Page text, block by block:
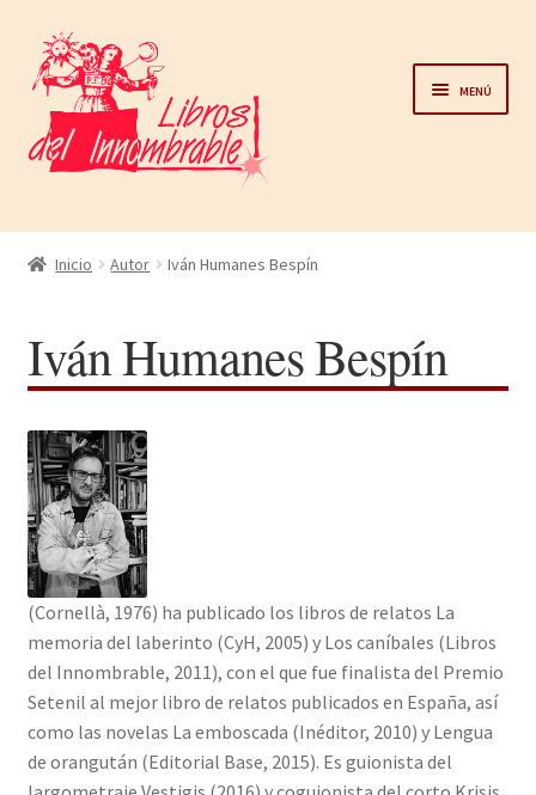
navegación
al
contenido
Menú
Home
Noticias
Autores
Sobre nosotros
Solicitar Pedido
Contacto
Inicio Autor Iván Humanes Bespín
Iván Humanes Bespín
(Cornellà, 1976) ha publicado los libros de relatos La
memoria del laberinto (CyH, 2005) y Los caníbales (Libros
del Innombrable, 2011), con el que fue finalista del Premio
Setenil al mejor libro de relatos publicados en España, así
como las novelas La emboscada (Inéditor, 2010) y Lengua
de orangután (Editorial Base, 2015). Es guionista del